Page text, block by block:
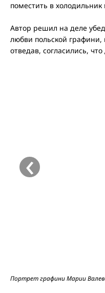
поместить в
Автор решил на деле
любви польской
отведав, согласились,
Портрет графини Марии
‹